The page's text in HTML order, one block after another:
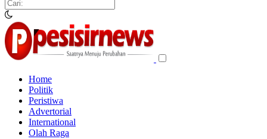
Home
Politik
Peristiwa
Advertorial
International
Olah Raga